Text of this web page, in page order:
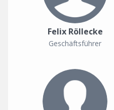
Felix Röllecke
Geschäftsführer